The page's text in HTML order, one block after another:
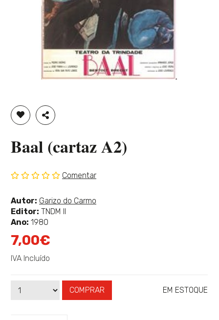
ADICIONAR À LISTA DE DESEJOS
PARTILHAR
Baal (cartaz A2)
classificação
Comentar
Autor: Ver
mais
sobre
Garizo do Carmo
Editor: TNDM II
Ano: 1980
7,00€
IVA Incluído
Qtd COMPRAR
Disponibilidade: EM ESTOQUE